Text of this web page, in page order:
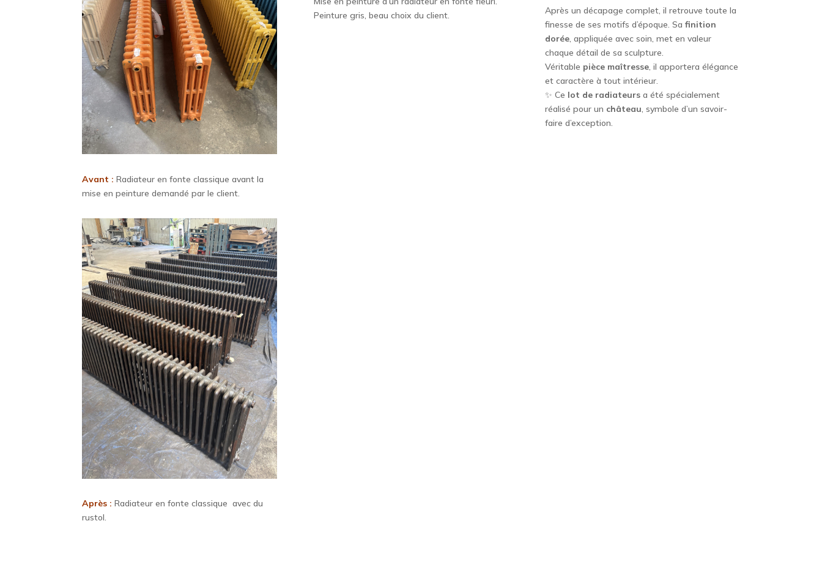
Avant : Radiateur en fonte classique avant la
mise en peinture demandé par le client.
Après : Radiateur en fonte classique avec du
rustol.
Peinture gris, beau choix du client.
Après un décapage complet, il retrouve toute la
finesse de ses motifs d’époque. Sa finition
dorée, appliquée avec soin, met en valeur
chaque détail de sa sculpture.
Véritable pièce maîtresse, il apportera élégance
et caractère à tout intérieur.
✨ Ce lot de radiateursa été spécialement
réalisé pour un château, symbole d’un savoir-
faire d’exception.